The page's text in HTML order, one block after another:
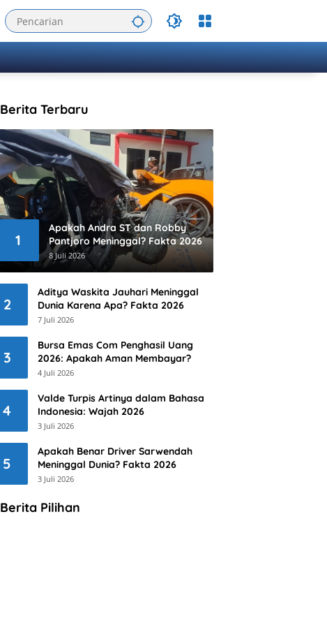
Berita Terbaru
1
Apakah Andra ST dan Robby
Pantjoro Meninggal? Fakta 2026
8 Juli 2026
2
Aditya Waskita Jauhari Meninggal
Dunia Karena Apa? Fakta 2026
7 Juli 2026
3
Bursa Emas Com Penghasil Uang
2026: Apakah Aman Membayar?
4 Juli 2026
4
Valde Turpis Artinya dalam Bahasa
Indonesia: Wajah 2026
3 Juli 2026
5
Apakah Benar Driver Sarwendah
Meninggal Dunia? Fakta 2026
3 Juli 2026
Berita Pilihan